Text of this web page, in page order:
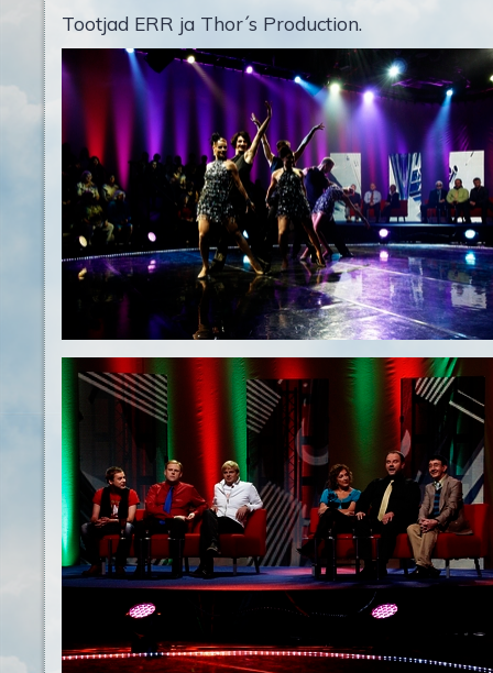
Tootjad ERR ja Thor´s Production.
ERR-Fototeek-50174.jpg
ERR-Fototeek-50185.jpg